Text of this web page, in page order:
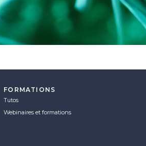
FORMATIONS
Tutos
Webinaires et formations